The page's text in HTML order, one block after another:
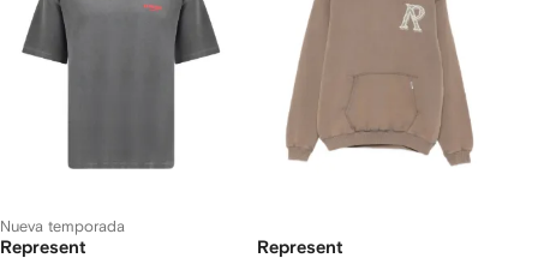
Nueva temporada
Represent Represent